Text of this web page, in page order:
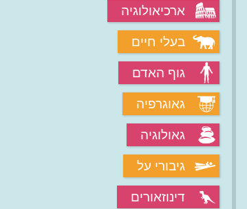
ארכיאולוגיה
בעלי חיים
גוף האדם
גאוגרפיה
גאולוגיה
גיבורי על
דינוזאורים